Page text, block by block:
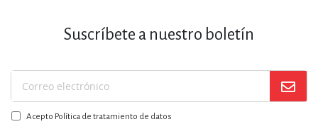
Suscríbete a nuestro boletín
Suscríbase
a
nuestroAcepto Política de tratamiento de datos